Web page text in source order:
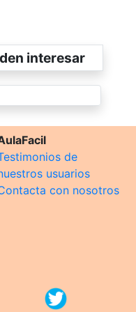
interesar
de
usuarios
con nosotros